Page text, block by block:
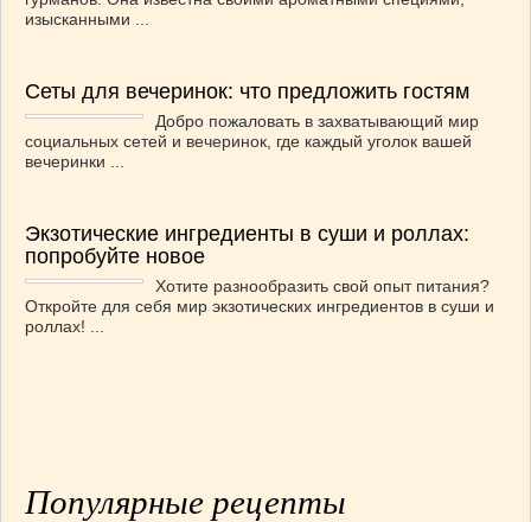
изысканными ...
Сеты для вечеринок: что предложить гостям
Добро пожаловать в захватывающий мир
социальных сетей и вечеринок, где каждый уголок вашей
вечеринки ...
Экзотические ингредиенты в суши и роллах:
попробуйте новое
Хотите разнообразить свой опыт питания?
Откройте для себя мир экзотических ингредиентов в суши и
роллах! ...
Популярные рецепты